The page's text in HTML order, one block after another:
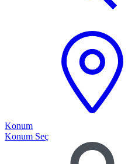
Konum
Konum Seç